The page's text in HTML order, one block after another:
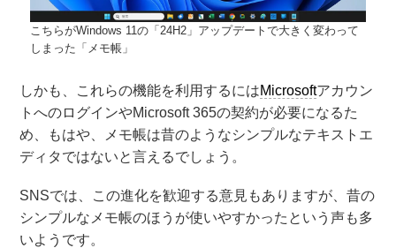
こちらがWindows 11の「24H2」アップデートで大きく変わって
しまった「メモ帳」
しかも、これらの機能を利用するにはMicrosoftアカウン
トへのログインやMicrosoft 365の契約が必要になるた
め、もはや、メモ帳は昔のようなシンプルなテキストエ
ディタではないと言えるでしょう。
SNSでは、この進化を歓迎する意見もありますが、昔の
シンプルなメモ帳のほうが使いやすかったという声も多
いようです。